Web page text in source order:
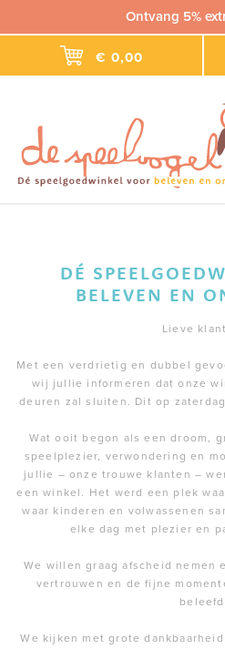
Ontvang 5%
€ 0,00
DÉ
BELEVEN EN
Lieve
Met een verdrietig en dubbel
wij jullie informeren dat onze
deuren zal sluiten. Dit op zaterdag
Wat ooit begon als een droom,
speelplezier, verwondering en
jullie – onze trouwe klanten –
een winkel. Het werd een plek
waar kinderen en volwassenen
elke dag met plezier en
We willen graag afscheid nemen
vertrouwen en de fijne
We kijken met grote